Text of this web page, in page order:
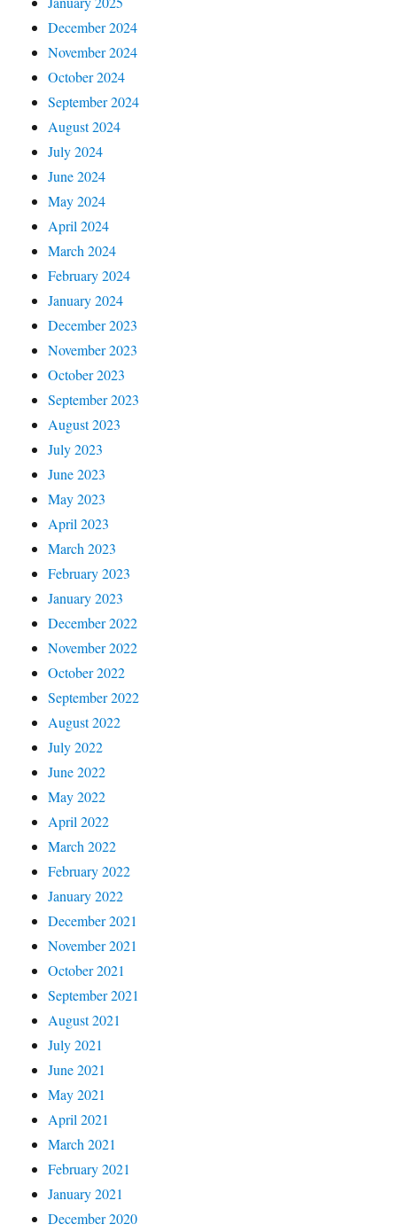
December 2024
November 2024
October 2024
September 2024
August 2024
July 2024
June 2024
May 2024
April 2024
March 2024
February 2024
January 2024
December 2023
November 2023
October 2023
September 2023
August 2023
July 2023
June 2023
May 2023
April 2023
March 2023
February 2023
January 2023
December 2022
November 2022
October 2022
September 2022
August 2022
July 2022
June 2022
May 2022
April 2022
March 2022
February 2022
January 2022
December 2021
November 2021
October 2021
September 2021
August 2021
July 2021
June 2021
May 2021
April 2021
March 2021
February 2021
January 2021
December 2020